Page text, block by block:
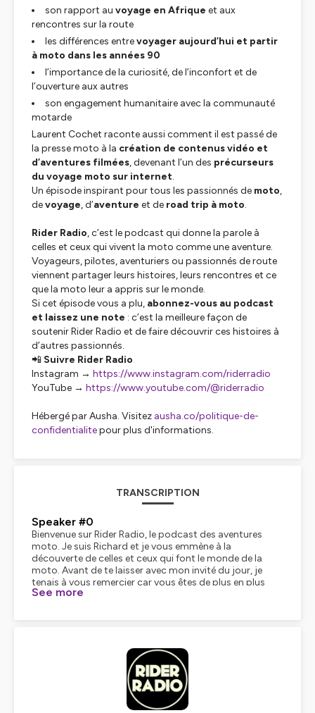
son rapport au voyage en Afrique et aux
rencontres sur la route
les différences entrevoyager aujourd’hui et partir
à moto dans les années 90
l’importance de la curiosité, de l’inconfort et de
l’ouverture aux autres
son engagement humanitaire avec la communauté
motarde
Laurent Cochet raconte aussi comment il est passé de
la presse moto à la création de contenus vidéo et
d’aventures filmées, devenant l’un des précurseurs
du voyage moto sur internet.
Un épisode inspirant pour tous les passionnés de moto,
devoyage, d’aventure et de road trip à moto.
Rider Radio, c’est le podcast qui donne la parole à
celles et ceux qui vivent la moto comme une aventure.
Voyageurs, pilotes, aventuriers ou passionnés de route
viennent partager leurs histoires, leurs rencontres et ce
que la moto leur a appris sur le monde.
Si cet épisode vous a plu, abonnez-vous au podcast
et laissez une note : c’est la meilleure façon de
soutenir Rider Radio et de faire découvrir ces histoires à
d’autres passionnés.
📲 Suivre Rider Radio
Instagram → https://www.instagram.com/riderradio
YouTube → https://www.youtube.com/@riderradio
Hébergé par Ausha. Visitez ausha.co/politique-de-
confidentialitepour plus d'informations.
TRANSCRIPTION
Speaker #0
Bienvenue sur Rider Radio, le podcast des aventures
moto. Je suis Richard et je vous emmène à la
découverte de celles et ceux qui font le monde de la
moto. Avant de te laisser avec mon invité du jour, je
tenais à vous remercier car vous êtes de plus en plus
nombreux à écouter Rider Radio. Je vais donc avoir
laisser un commentaire sur Apple Podcasts, Spotify et à
partager tes épisodes préférés. Si tu suis Rider Radio, tu
sais qu'on était au Salon du Deux Roups et qu'on a fait
des rencontres de dingue. Voici cette nouvelle série
spéciale où chaque épisode te plonge dans leur univers.
See more